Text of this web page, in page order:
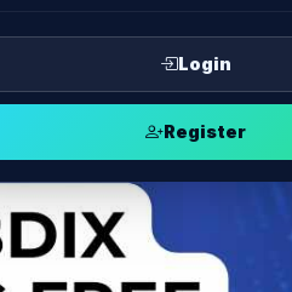
Login
Register